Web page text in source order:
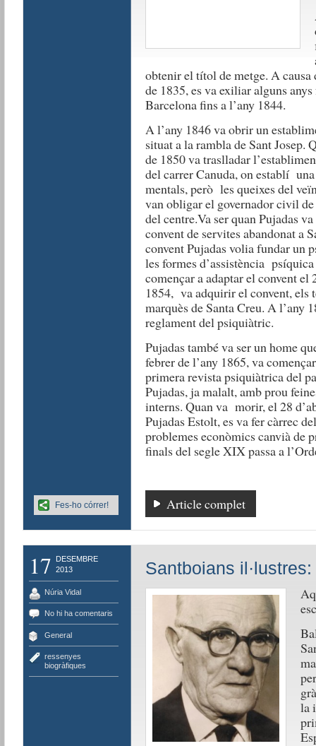
obtenir el títol de metge. A
de 1835, es va exiliar alguns
Barcelona fins a l’any 1844.
A l’any 1846 va obrir un
situat a la rambla de Sant Josep.
de 1850 va traslladar
del carrer Canuda, on establí
mentals, però les queixes del
van obligar el governador civil
del centre.Va ser quan Pujadas
convent de servites abandonat a
convent Pujadas volia fundar un
les formes d’assistència
començar a adaptar el convent
1854, va adquirir el convent, els
marquès de Santa Creu. A l’any
reglament del psiquiàtric.
Pujadas també va ser un home
febrer de l’any 1865, va
primera revista psiquiàtrica del
Pujadas, ja malalt, amb prou
interns. Quan va morir, el 28
Pujadas Estolt, es va fer càrrec
problemes econòmics canvià de
finals del segle XIX passa a
Article complet
Fes-ho córrer!
17
DESEMBRE
2013
Núria Vidal
No hi ha comentaris
General
ressenyes
biogràfiques
Santboians
la